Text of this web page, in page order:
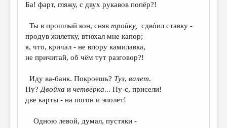
ОБЗОР ЛИТЕРАТУРЫ
СТРАНИЦЫ ПАМЯТИ
ОБЪЯВЛЕНИЯ
РЕДКОЛЛЕГИЯ
ОТ РЕДАКЦИИ
МАЛАЯ ПРОЗА
Ба! фарт, гляжу, с двух рукавов попёр?!
Ты в прошлый кон, снявтройку,
сдвóил ставку -
продув жилетку, втюхал мне капор;
я, что, кричал - не впору камилавка,
не причитай, об чём тут разговор?!
Иду ва-банк. Покроешь? Туз,валет.
Ну? Двойка ичетвёрка... Ну-с, присели!
две карты - на погон и эполет!
Одною левой, думал, пустяки -